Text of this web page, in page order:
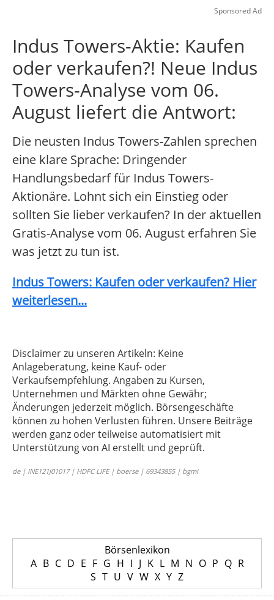
Sponsored Ad
Indus Towers-Aktie: Kaufen
oder verkaufen?! Neue Indus
Towers-Analyse vom 06.
August liefert die Antwort:
Die neusten Indus Towers-Zahlen sprechen
eine klare Sprache: Dringender
Handlungsbedarf für Indus Towers-
Aktionäre. Lohnt sich ein Einstieg oder
sollten Sie lieber verkaufen? In der aktuellen
Gratis-Analyse vom 06. August erfahren Sie
was jetzt zu tun ist.
Indus Towers: Kaufen oder verkaufen? Hier
weiterlesen...
Disclaimer zu unseren Artikeln: Keine
Anlageberatung, keine Kauf- oder
Verkaufsempfehlung. Angaben zu Kursen,
Unternehmen und Märkten ohne Gewähr;
Änderungen jederzeit möglich. Börsengeschäfte
können zu hohen Verlusten führen. Unsere Beiträge
werden ganz oder teilweise automatisiert mit
Unterstützung von AI erstellt und geprüft.
de | INE121J01017 | HDFC LIFE | boerse | 69343855 | bgmi
Börsenlexikon
A B C D E F G H I J K L M N O P Q R
S T U V W X Y Z